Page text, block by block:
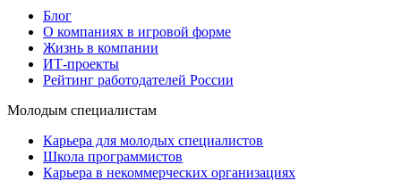
Блог
О компаниях в игровой форме
Жизнь в компании
ИТ-проекты
Рейтинг работодателей России
Молодым специалистам
Карьера для молодых специалистов
Школа программистов
Карьера в некоммерческих организациях